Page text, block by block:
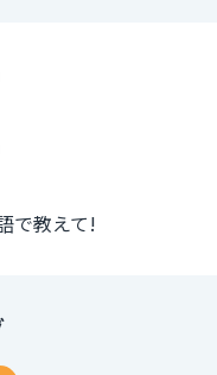
で教えて!